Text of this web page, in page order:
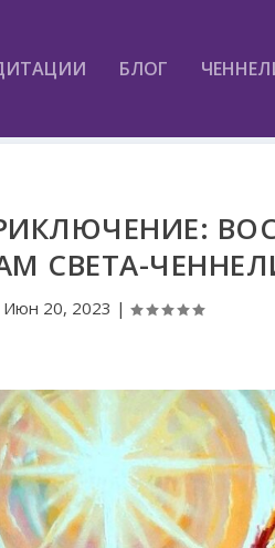
БЛОГ
СВЕТА-
Июн 20, 2023 |